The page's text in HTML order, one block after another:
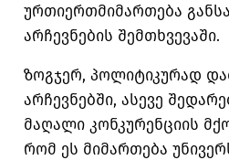
ურთიერთმიმართება
არჩევნების შემთხვევაში.
ზოგჯერ, პოლიტიკურად
არჩევნებში, ასევე
მაღალი კონკურენციის
რომ ეს მიმართება